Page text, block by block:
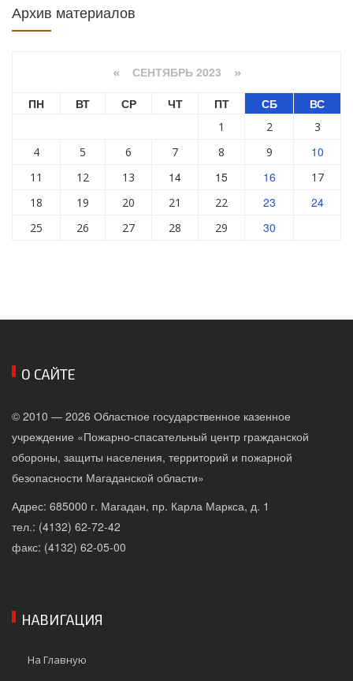
Архив материалов
« СЕНТЯБРЬ 2023 »
ПН ВТ СР ЧТ ПТ СБ ВС
1 2
3
4
5 6 7 8 9 10
11 12 13 14 15 16
17
18
19 20 21 22 23 24
25 26 27 28 29 30
О САЙТЕ
© 2010 — 2026 Областное государственное казенное
учреждение «Пожарно-спасательный центр гражданской
обороны, защиты населения, территорий и пожарной
безопасности Магаданской области»
Адрес: 685000 г. Магадан, пр. Карла Маркса, д. 1
тел.: (4132) 62-72-42
факс: (4132) 62-05-00
НАВИГАЦИЯ
На Главную